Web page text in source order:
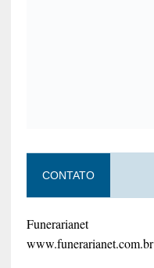
CONTATO
Funerarianet
www.funerarianet.com.br